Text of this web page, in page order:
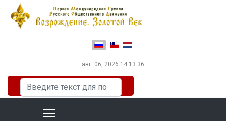
Выберите язык
авг. 06, 2026 14:13:37
Искать...